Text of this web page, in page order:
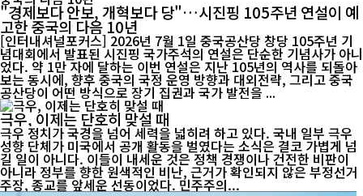
"경제보다 안보, 개혁보다 당"…시진핑 105주년 연설이 예
고한 중국의 다음 10년
[인터내셔널포커스] 2026년 7월 1일 중국공산당 창당 105주년 기
념대회에서 발표된 시진핑 국가주석의 연설은 단순한 기념사가 아니
었다. 약 1만 자에 달하는 이번 연설은 지난 105년의 역사를 되돌아
보는 동시에, 향후 중국의 국정 운영 방향과 대외전략, 그리고 중국
공산당이 어떤 방식으로 장기 집권과 국가 발전을 ...
극우, 이제는 단호히 맞설 때
극우 정치가 국경을 넘어 세력을 넓히려 하고 있다. 국내 일부 극우
성향 단체가 미국에서 공개 활동을 벌였다는 소식은 결코 가볍게 넘
길 일이 아니다. 이들이 내세운 것은 정책 경쟁이나 건전한 비판이
아니라 정부를 향한 원색적인 비난, 근거가 확인되지 않은 부정선거
주장, 종교를 앞세운 선동이었다. 민주주의...